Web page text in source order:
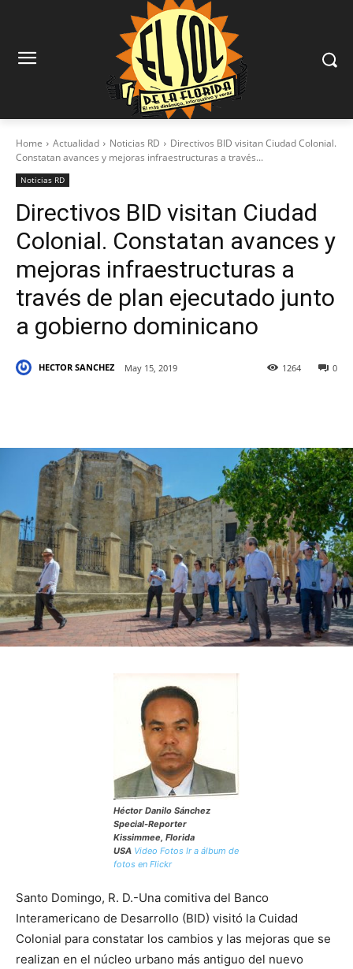
Home Actualidad Noticias RD
Directivos BID visitan Ciudad Colonial.
Constatan avances y mejoras infraestructuras a través...
Noticias RD
Directivos BID visitan Ciudad
Colonial. Constatan avances y
mejoras infraestructuras a
través de plan ejecutado junto
a gobierno dominicano
HECTOR SANCHEZ May 15, 2019 0
1264
Héctor Danilo Sánchez
Special-Reporter
Kissimmee, Florida
USA Video Fotos Ir a álbum de
fotos en Flickr
Santo Domingo, R. D.-Una comitiva del Banco
Interamericano de Desarrollo (BID) visitó la Cuidad
Colonial para constatar los cambios y las mejoras que se
realizan en el núcleo urbano más antiguo del nuevo